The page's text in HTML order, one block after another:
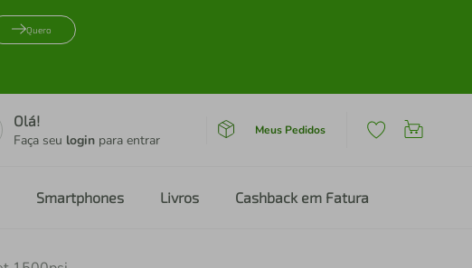
Quero
Olá!
Faça seu login para entrar
Meus Pedidos
Smartphones Livros Cashback em Fatura